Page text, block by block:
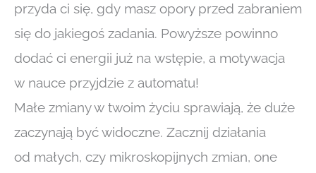
przyda ci się, gdy masz opory przed zabraniem
się do jakiegoś zadania. Powyższe powinno
dodać ci energii już na wstępie, a motywacja
w nauce przyjdzie z automatu!
Małe zmiany w twoim życiu sprawiają, że duże
zaczynają być widoczne. Zacznij działania
od małych, czy mikroskopijnych zmian, one